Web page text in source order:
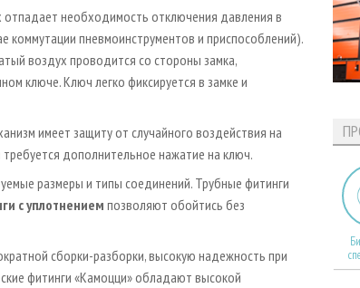
отпадает необходимость отключения давления в
коммутации пневмоинструментов и приспособлений).
воздух проводится со стороны замка,
ключе. Ключ легко фиксируется в замке и
имеет защиту от случайного воздействия на
дополнительное нажатие на ключ.
размеры и типы соединений. Трубные фитинги
с уплотнением позволяют обойтись без
сборки-разборки, высокую надежность при
фитинги «Камоцци» обладают высокой